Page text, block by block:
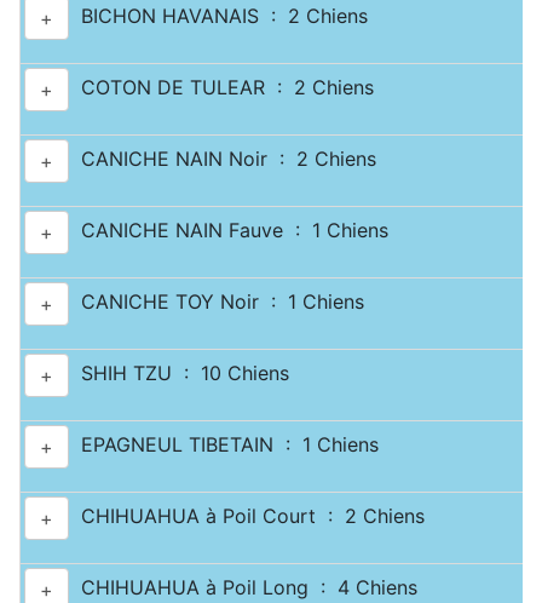
+ BICHON HAVANAIS : 2 Chiens
+ COTON DE TULEAR : 2 Chiens
+ CANICHE NAIN Noir : 2 Chiens
+ CANICHE NAIN Fauve : 1 Chiens
+ CANICHE TOY Noir : 1 Chiens
+ SHIH TZU : 10 Chiens
+ EPAGNEUL TIBETAIN : 1 Chiens
+ CHIHUAHUA à Poil Court : 2 Chiens
+ CHIHUAHUA à Poil Long : 4 Chiens